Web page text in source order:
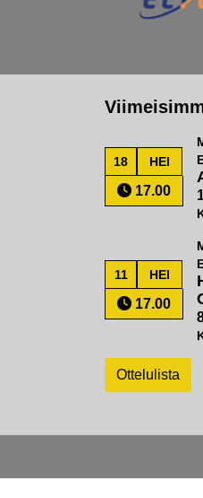
18 HEI
17.00
11 HEI
17.00
Ottelulista